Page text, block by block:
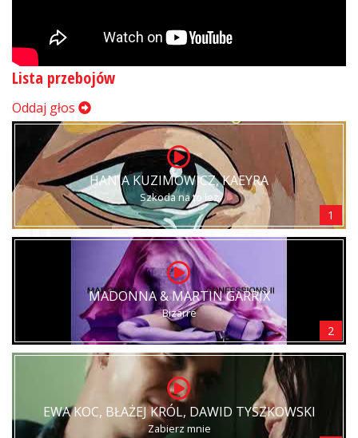
Lista przebojów
Oddaj głos
HANIA KUZIMOWICZ, KAEYRA
Szkoda na to łez
1
MADONNA & MARTIN GARRIX
Bizarre
2
EWA KOC, BŁAŻEJ KRÓL, DAWID TYSZKOWSKI
Zabierz mnie